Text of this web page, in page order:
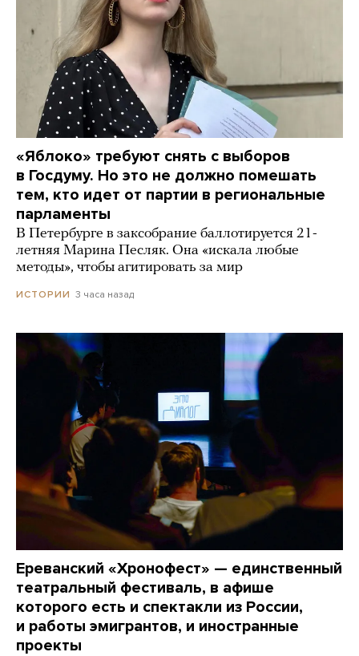
«Яблоко» требуют снять с выборов
в Госдуму. Но это не должно помешать
тем, кто идет от партии в региональные
парламенты
В Петербурге в заксобрание баллотируется 21-
летняя Марина Песляк. Она «искала любые
методы», чтобы агитировать за мир
ИСТОРИИ 3 часа назад
Ереванский «Хронофест» — единственный
театральный фестиваль, в афише
которого есть и спектакли из России,
и работы эмигрантов, и иностранные
проекты